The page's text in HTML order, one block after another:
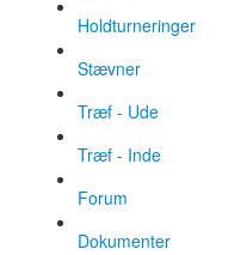
Holdturneringer
Stævner
Træf - Ude
Træf - Inde
Forum
Dokumenter